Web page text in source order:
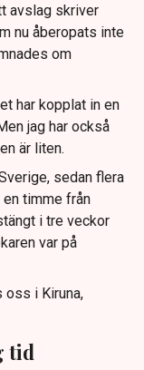
avslag skriver
nu åberopats inte
om
har kopplat in en
jag har också
är liten.
sedan flera
timme från
i tre veckor
var på
oss i Kiruna,
tid